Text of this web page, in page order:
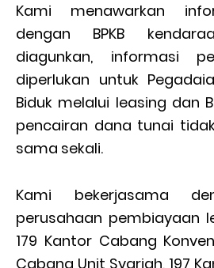
Kami menawarkan
dengan BPKB
diagunkan, informasi
diperlukan untuk
Biduk melalui leasing dan
pencairan dana tunai
sama sekali.
Kami bekerjasama
perusahaan pembiayaan
179 Kantor Cabang
Cabang Unit Syariah, 197